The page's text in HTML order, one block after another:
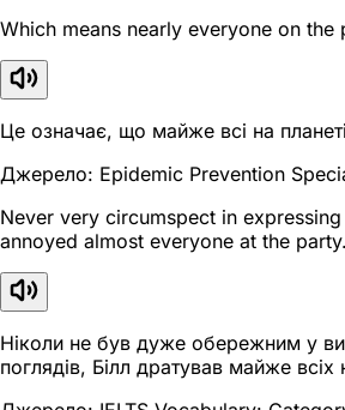
Which means nearly everyone on the
Це означає, що майже всі на
Джерело: Epidemic Prevention
Never very circumspect in
annoyed almost everyone at the party.
Ніколи не був дуже обережним у
поглядів, Білл дратував майже всіх